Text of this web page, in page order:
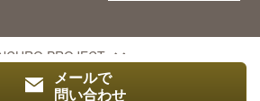
メールで
問い合わせ
PROJECT
© 2005 Synchro Food Co., Ltd.